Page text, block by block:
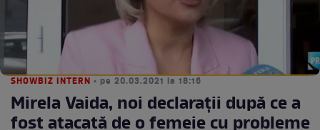
SHOWBIZ INTERN • pe 20.03.2021 la 18:16
Mirela Vaida, noi declarații după ce a
fost atacată de o femeie cu probleme